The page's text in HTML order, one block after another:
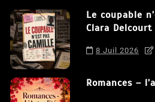
Le coupable
Clara Delcourt
8 Juil 2026
Romances –